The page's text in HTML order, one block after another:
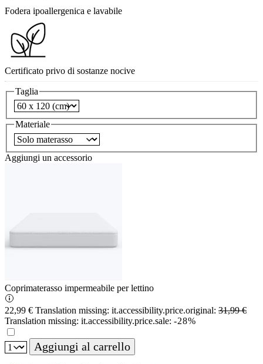
Fodera ipoallergenica e lavabile
Certificato privo di sostanze nocive
Taglia
Materiale
Aggiungi un accessorio
Coprimaterasso impermeabile per lettino
22,99 € Translation missing: it.accessibility.price.original: 31,99 €
Translation missing: it.accessibility.price.sale: -28%
Aggiungi al carrello